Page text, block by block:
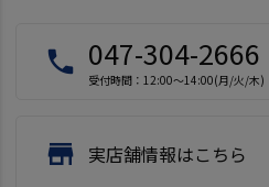
local_phone 047-304-2666
受付時間：12:00～14:00(月/火/木)
store 実店舗情報はこちら